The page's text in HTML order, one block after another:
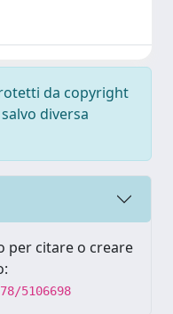
da copyright
diversa
per citare o creare
5106698